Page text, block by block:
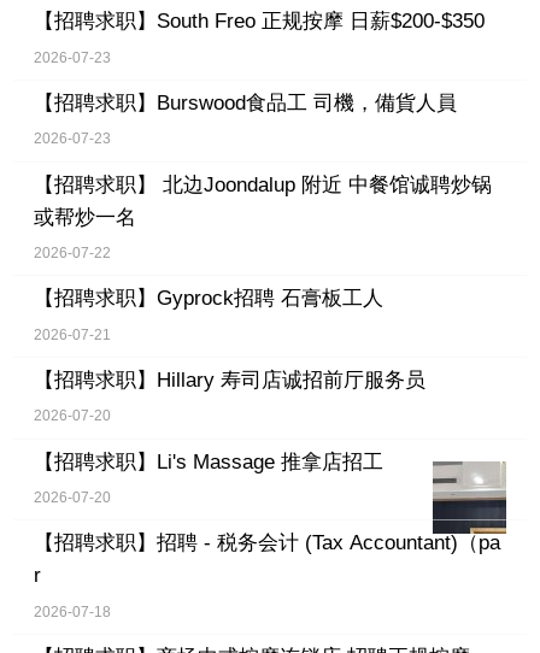
【招聘求职】 South Freo 正规按摩 日薪$200-$350
2026-07-23
【招聘求职】 Burswood食品工 司機，備貨人員
2026-07-23
【招聘求职】
北边Joondalup 附近 中餐馆诚聘炒锅
或帮炒一名
2026-07-22
【招聘求职】 Gyprock招聘 石膏板工人
2026-07-21
【招聘求职】 Hillary 寿司店诚招前厅服务员
2026-07-20
【招聘求职】 Li's Massage 推拿店招工
2026-07-20
【招聘求职】 招聘 - 税务会计 (Tax Accountant)（pa
r
2026-07-18